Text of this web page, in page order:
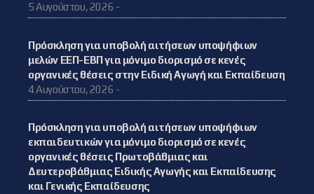
5 Αυγούστου, 2026 -
Πρόσκληση για υποβολή αιτήσεων υποψήφιων
μελών ΕΕΠ-ΕΒΠ για μόνιμο διορισμό σε κενές
οργανικές θέσεις στην Ειδική Αγωγή και Εκπαίδευση
4 Αυγούστου, 2026 -
Πρόσκληση για υποβολή αιτήσεων υποψήφιων
εκπαιδευτικών για μόνιμο διορισμό σε κενές
οργανικές θέσεις Πρωτοβάθμιας και
Δευτεροβάθμιας Ειδικής Αγωγής και Εκπαίδευσης
και Γενικής Εκπαίδευσης